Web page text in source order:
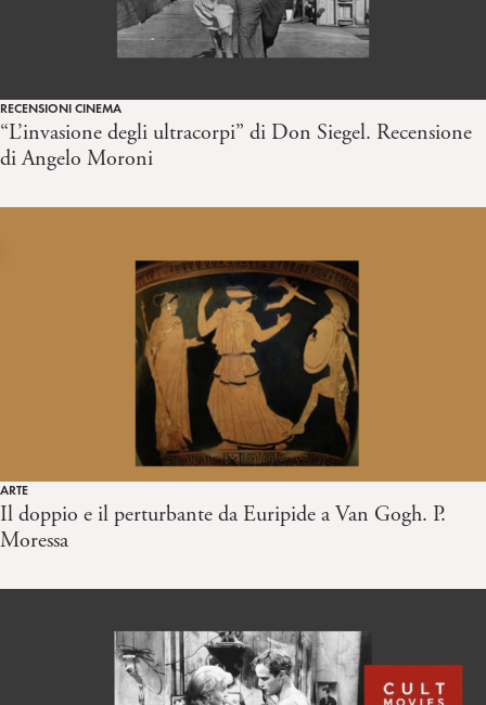
RECENSIONI CINEMA
“L’invasione degli ultracorpi” di Don Siegel. Recensione
di Angelo Moroni
ARTE
Il doppio e il perturbante da Euripide a Van Gogh. P.
Moressa